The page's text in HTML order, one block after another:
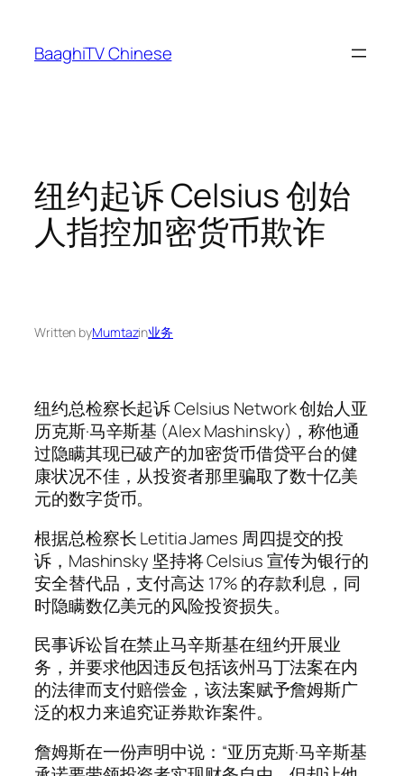
content
BaaghiTV Chinese
纽约起诉 Celsius 创始
人指控加密货币欺诈
Written byMumtazin业务
纽约总检察长起诉 Celsius Network 创始人亚
历克斯·马辛斯基 (Alex Mashinsky)，称他通
过隐瞒其现已破产的加密货币借贷平台的健
康状况不佳，从投资者那里骗取了数十亿美
元的数字货币。
根据总检察长 Letitia James 周四提交的投
诉，Mashinsky 坚持将 Celsius 宣传为银行的
安全替代品，支付高达 17% 的存款利息，同
时隐瞒数亿美元的风险投资损失。
民事诉讼旨在禁止马辛斯基在纽约开展业
务，并要求他因违反包括该州马丁法案在内
的法律而支付赔偿金，该法案赋予詹姆斯广
泛的权力来追究证券欺诈案件。
詹姆斯在一份声明中说：“亚历克斯·马辛斯基